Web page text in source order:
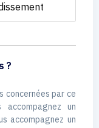
?
concernées par ce
accompagnez un
accompagnez un